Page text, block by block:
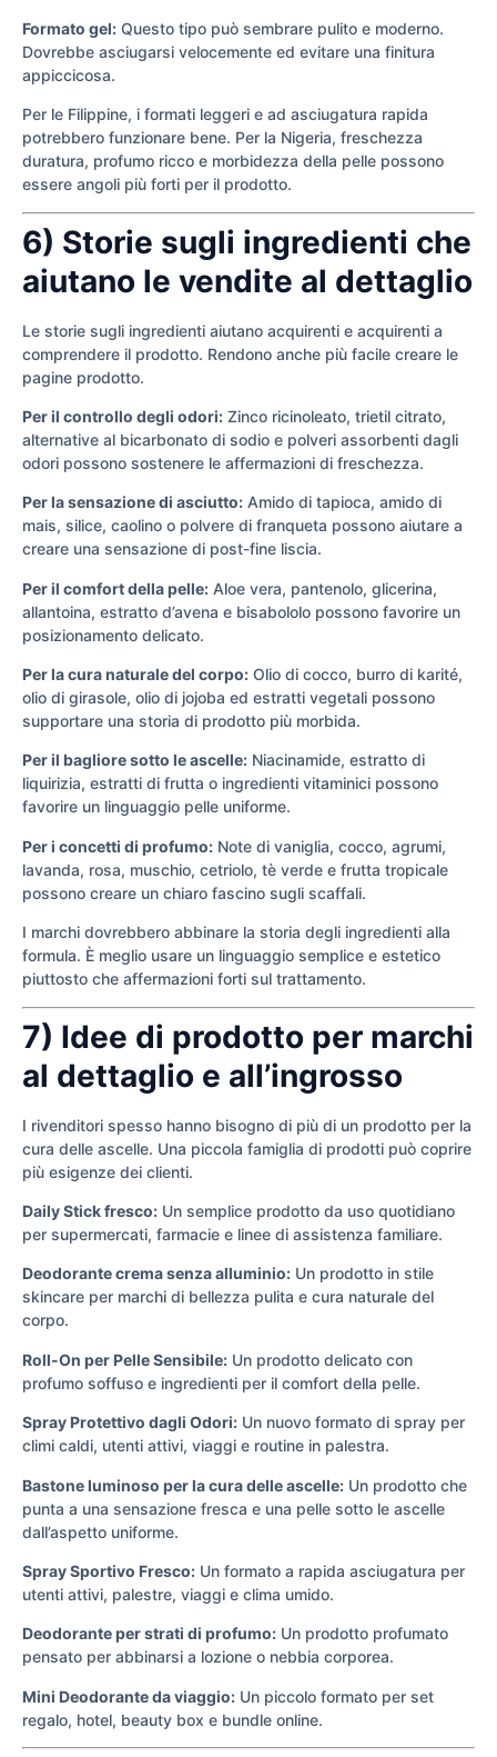
Formato gel: Questo tipo può sembrare pulito e moderno.
Dovrebbe asciugarsi velocemente ed evitare una finitura
appiccicosa.
Per le Filippine, i formati leggeri e ad asciugatura rapida
potrebbero funzionare bene. Per la Nigeria, freschezza
duratura, profumo ricco e morbidezza della pelle possono
essere angoli più forti per il prodotto.
6) Storie sugli ingredienti che
aiutano le vendite al dettaglio
Le storie sugli ingredienti aiutano acquirenti e acquirenti a
comprendere il prodotto. Rendono anche più facile creare le
pagine prodotto.
Per il controllo degli odori: Zinco ricinoleato, trietil citrato,
alternative al bicarbonato di sodio e polveri assorbenti dagli
odori possono sostenere le affermazioni di freschezza.
Per la sensazione di asciutto: Amido di tapioca, amido di
mais, silice, caolino o polvere di franqueta possono aiutare a
creare una sensazione di post-fine liscia.
Per il comfort della pelle: Aloe vera, pantenolo, glicerina,
allantoina, estratto d’avena e bisabololo possono favorire un
posizionamento delicato.
Per la cura naturale del corpo: Olio di cocco, burro di karité,
olio di girasole, olio di jojoba ed estratti vegetali possono
supportare una storia di prodotto più morbida.
Per il bagliore sotto le ascelle: Niacinamide, estratto di
liquirizia, estratti di frutta o ingredienti vitaminici possono
favorire un linguaggio pelle uniforme.
Per i concetti di profumo: Note di vaniglia, cocco, agrumi,
lavanda, rosa, muschio, cetriolo, tè verde e frutta tropicale
possono creare un chiaro fascino sugli scaffali.
I marchi dovrebbero abbinare la storia degli ingredienti alla
formula. È meglio usare un linguaggio semplice e estetico
piuttosto che affermazioni forti sul trattamento.
7) Idee di prodotto per marchi
al dettaglio e all’ingrosso
I rivenditori spesso hanno bisogno di più di un prodotto per la
cura delle ascelle. Una piccola famiglia di prodotti può coprire
più esigenze dei clienti.
Daily Stick fresco: Un semplice prodotto da uso quotidiano
per supermercati, farmacie e linee di assistenza familiare.
Deodorante crema senza alluminio: Un prodotto in stile
skincare per marchi di bellezza pulita e cura naturale del
corpo.
Roll-On per Pelle Sensibile: Un prodotto delicato con
profumo soffuso e ingredienti per il comfort della pelle.
Spray Protettivo dagli Odori: Un nuovo formato di spray per
climi caldi, utenti attivi, viaggi e routine in palestra.
Bastone luminoso per la cura delle ascelle: Un prodotto che
punta a una sensazione fresca e una pelle sotto le ascelle
dall’aspetto uniforme.
Spray Sportivo Fresco: Un formato a rapida asciugatura per
utenti attivi, palestre, viaggi e clima umido.
Deodorante per strati di profumo: Un prodotto profumato
pensato per abbinarsi a lozione o nebbia corporea.
Mini Deodorante da viaggio: Un piccolo formato per set
regalo, hotel, beauty box e bundle online.